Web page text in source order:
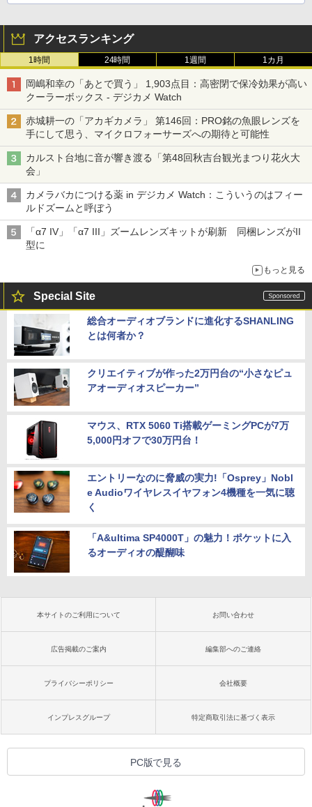
アクセスランキング
1時間 24時間 1週間 1カ月
岡嶋和幸の「あとで買う」 1,903点目：高密閉で保冷効果が高い
クーラーボックス - デジカメ Watch
赤城耕一の「アカギカメラ」 第146回：PRO銘の魚眼レンズを
手にして思う、マイクロフォーサーズへの期待と可能性
カルスト台地に音が響き渡る「第48回秋吉台観光まつり花火大
会」
カメラバカにつける薬 in デジカメ Watch：こういうのはフィー
ルドズームと呼ぼう
「α7 IV」「α7 III」ズームレンズキットが刷新 同梱レンズがII
型に
もっと見る
Special Site
総合オーディオブランドに進化するSHANLING
とは何者か？
クリエイティブが作った2万円台の“小さなピュ
アオーディオスピーカー”
マウス、RTX 5060 Ti搭載ゲーミングPCが7万
5,000円オフで30万円台！
エントリーなのに脅威の実力!「Osprey」Nobl
e Audioワイヤレスイヤフォン4機種を一気に聴
く
「A&ultima SP4000T」の魅力！ポケットに入
るオーディオの醍醐味
本サイトのご利用について お問い合わせ
広告掲載のご案内 編集部へのご連絡
プライバシーポリシー 会社概要
インプレスグループ 特定商取引法に基づく表示
PC版で見る